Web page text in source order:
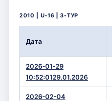
2010 | U-16 | 3-ТУР
Дата
2026-01-29
10:52:0129.01.2026
2026-02-04